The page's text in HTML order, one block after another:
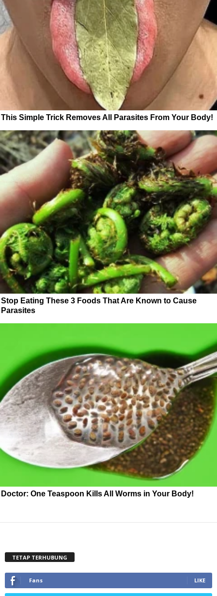
This Simple Trick Removes All Parasites From Your Body!
Stop Eating These 3 Foods That Are Known to Cause
Parasites
Doctor: One Teaspoon Kills All Worms in Your Body!
TETAP TERHUBUNG
Fans LIKE